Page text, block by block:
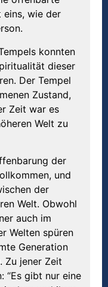
eins, wie der
konnten
dieser
Der Tempel
Zustand,
Zeit war es
Welt zu
der
und
der
Welt. Obwohl
auch im
Welten spüren
Generation
Zu jener Zeit
“Es gibt nur eine